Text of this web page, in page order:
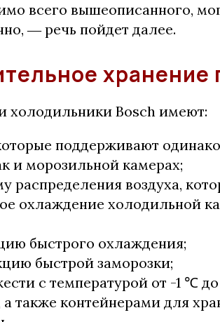
всего вышеописанного,
― речь пойдет далее.
хранение
холодильники Bosch имеют:
поддерживают
и морозильной камерах;
воздуха,
охлаждение холодильной
быстрого охлаждения;
быстрой заморозки;
с температурой от -1 ℃
также контейнерами для